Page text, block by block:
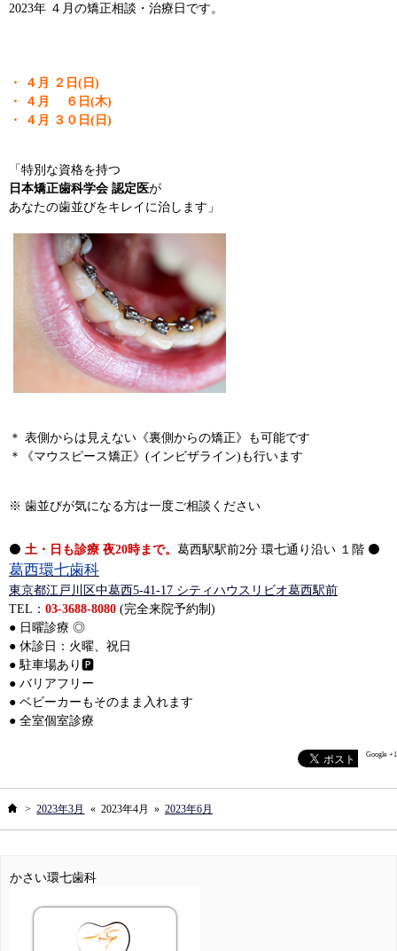
2023年 ４月の矯正相談・治療日です。
・ ４月 ２日(日)
・ ４月 ６日(木)
・ ４月 ３０日(日)
「特別な資格を持つ
日本矯正歯科学会 認定医が
あなたの歯並びをキレイに治します」
＊ 表側からは見えない《裏側からの矯正》も可能です
＊《マウスピース矯正》(インビザライン)も行います
※ 歯並びが気になる方は一度ご相談ください
⚫ 土・日も診療 夜20時まで。 葛西駅駅前2分 環七通り沿い １階 ⚫
葛西環七歯科
東京都江戸川区中葛西5-41-17 シティハウスリビオ葛西駅前
TEL： 03-3688-8080 (完全来院予約制)
● 日曜診療 ◎
● 休診日：火曜、祝日
● 駐車場あり🅿️
● バリアフリー
● ベビーカーもそのまま入れます
● 全室個室診療
Google +1
ホーム
> 2023年3月 « 2023年4月 » 2023年6月
かさい環七歯科